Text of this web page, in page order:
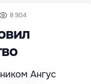
8 904
Ангус